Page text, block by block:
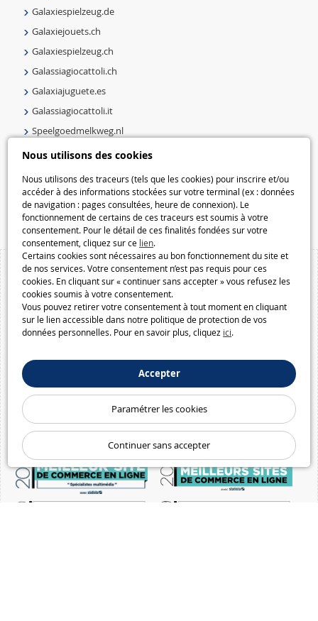
Nous utilisons des cookies
Nous utilisons des traceurs (tels que les cookies) pour inscrire et/ou
accéder à des informations stockées sur votre terminal (ex : données
de navigation : pages consultées, heure de connexion). Le
fonctionnement de certains de ces traceurs est soumis à votre
consentement. Pour le détail de ces finalités fondées sur votre
consentement, cliquez sur ce lien.
Certains cookies sont nécessaires au bon fonctionnement du site et
de nos services. Votre consentement n’est pas requis pour ces
cookies. En cliquant sur « continuer sans accepter » vous refusez les
cookies soumis à votre consentement.
Vous pouvez retirer votre consentement à tout moment en cliquant
sur le lien accessible dans notre politique de protection de vos
données personnelles. Pour en savoir plus, cliquez ici.
Accepter
Paramétrer les cookies
Continuer sans accepter
Galaxiespielzeug.de
Galaxiejouets.ch
Galaxiespielzeug.ch
Galassiagiocattoli.ch
Galaxiajuguete.es
Galassiagiocattoli.it
Speelgoedmelkweg.nl
Galaxiejouets.be
Speelgoedmelkweg.be
Macway.com